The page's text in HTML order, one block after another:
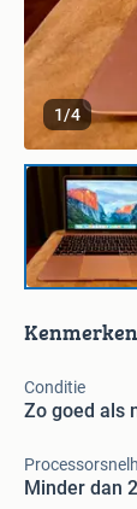
1/4
Kenmerken
Conditie
Zo goed als
Minder dan